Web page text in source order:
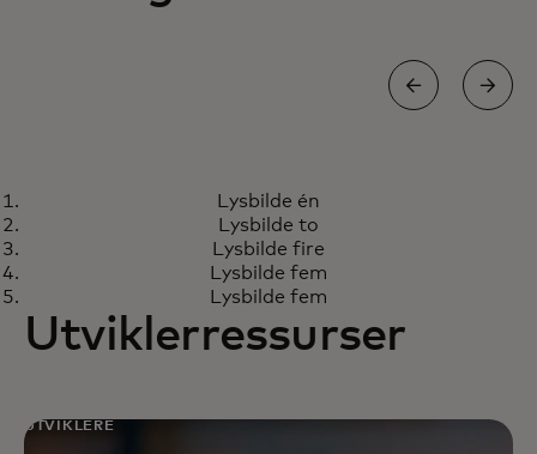
Forrester kaller Mastercard
Cyber Quant en sterk aktør
Lysbilde én
Lysbilde to
Lysbilde fire
Lysbilde fem
Lysbilde fem
Utviklerressurser
UTVIKLERE